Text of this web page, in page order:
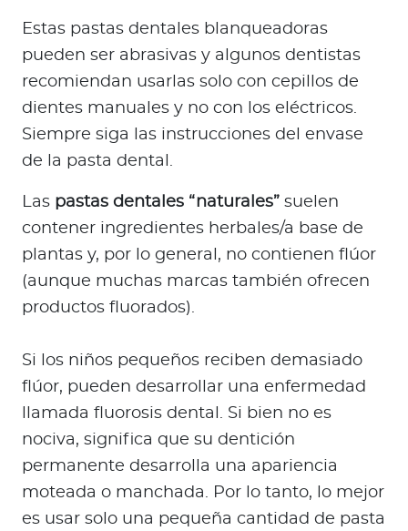
Estas pastas dentales blanqueadoras
pueden ser abrasivas y algunos dentistas
recomiendan usarlas solo con cepillos de
dientes manuales y no con los eléctricos.
Siempre siga las instrucciones del envase
de la pasta dental.
Las pastas dentales “naturales” suelen
contener ingredientes herbales/a base de
plantas y, por lo general, no contienen flúor
(aunque muchas marcas también ofrecen
productos fluorados).
Si los niños pequeños reciben demasiado
flúor, pueden desarrollar una enfermedad
llamada fluorosis dental. Si bien no es
nociva, significa que su dentición
permanente desarrolla una apariencia
moteada o manchada. Por lo tanto, lo mejor
es usar solo una pequeña cantidad de pasta